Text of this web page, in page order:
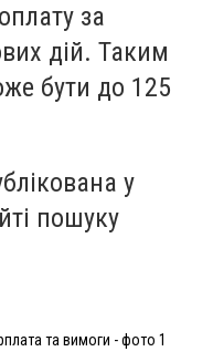
за
дій. Таким
бути до 125
у
пошуку
та вимоги - фото 1